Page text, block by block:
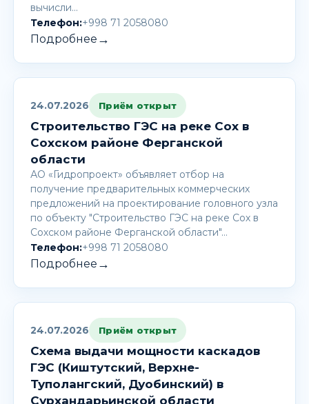
вычисли…
Телефон:+998 71 2058080
Подробнее →
24.07.2026 Приём открыт
Строительство ГЭС на реке Сох в
Сохском районе Ферганской
области
АО «Гидропроект» объявляет отбор на
получение предварительных коммерческих
предложений на проектирование головного узла
по объекту "Строительство ГЭС на реке Сох в
Сохском районе Ферганской области"…
Телефон:+998 71 2058080
Подробнее →
24.07.2026 Приём открыт
Схема выдачи мощности каскадов
ГЭС (Киштутский, Верхне-
Туполангский, Дуобинский) в
Сурхандарьинской области